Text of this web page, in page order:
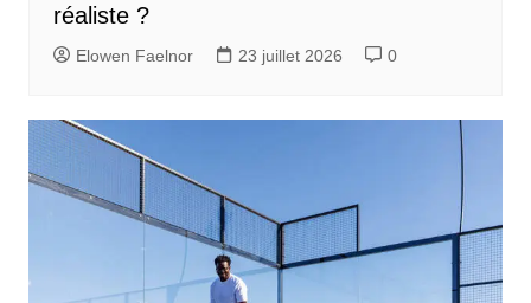
réaliste ?
Elowen Faelnor 23 juillet 2026 0